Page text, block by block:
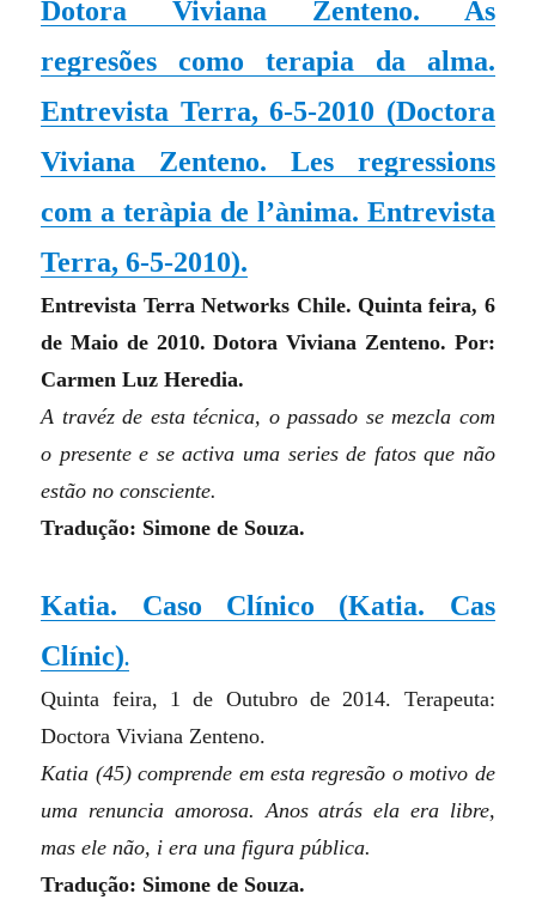
Dotora Viviana Zenteno. As
regresões como terapia da alma.
Entrevista Terra, 6-5-2010 (Doctora
Viviana Zenteno. Les regressions
com a teràpia de l’ànima. Entrevista
Terra, 6-5-2010).
Entrevista Terra Networks Chile. Quinta feira, 6
de Maio de 2010.Dotora Viviana Zenteno. Por:
Carmen Luz Heredia.
A travéz de esta técnica, o passado se mezcla com
o presente e se activa uma series de fatos que não
estão no consciente.
Tradução: Simone de Souza.
Katia. Caso Clínico (Katia. Cas
Clínic).
Quinta feira, 1 de Outubro de 2014. Terapeuta:
Doctora Viviana Zenteno.
Katia (45) comprende em esta regresão o motivo de
uma renuncia amorosa. Anos atrás ela era libre,
mas ele não, i era una figura pública.
Tradução: Simone de Souza.